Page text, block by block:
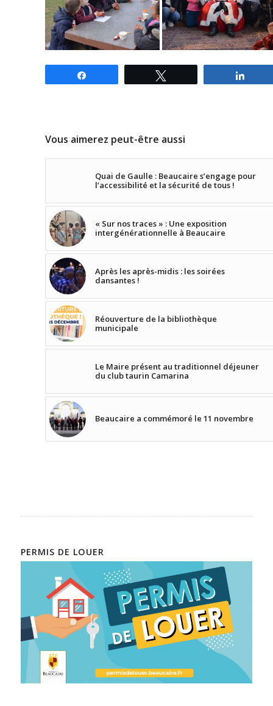
Vous aimerez peut-être aussi
Quai de Gaulle : Beaucaire s’engage pour
l’accessibilité et la sécurité de tous !
« Sur nos traces » : Une exposition
intergénérationnelle à Beaucaire
Après les après-midis : les soirées
dansantes !
Réouverture de la bibliothèque
municipale
Le Maire présent au traditionnel déjeuner
du club taurin Camarina
Beaucaire a commémoré le 11 novembre
PERMIS DE LOUER